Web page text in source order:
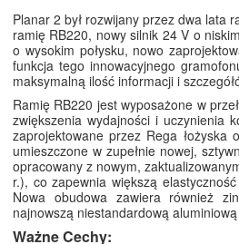
Planar 2 był rozwijany przez dwa lata
ramię RB220, nowy silnik 24 V o
o wysokim połysku, nowo
funkcja tego innowacyjnego
maksymalną ilość informacji i
Ramię RB220 jest wyposażone w
zwiększenia wydajności i uczynienia
zaprojektowane przez Rega łożyska
umieszczone w zupełnie nowej,
opracowany z nowym,
r.), co zapewnia większą
Nowa obudowa zawiera również
najnowszą niestandardową
Ważne Cechy: